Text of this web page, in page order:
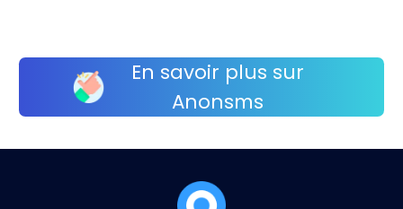
En savoir plus sur
Anonsms